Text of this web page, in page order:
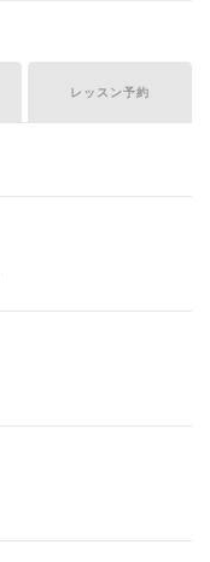
レッスン予約